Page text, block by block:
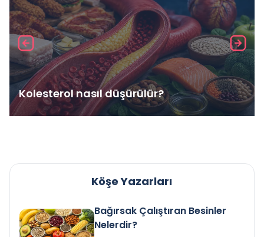
Kolesterol nasıl düşürülür?
Köşe Yazarları
Bağırsak Çalıştıran Besinler
Nelerdir?